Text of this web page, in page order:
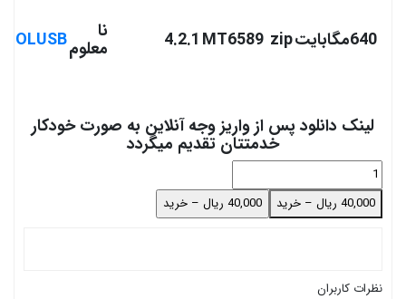
zip
MT6589
4.2.1 نا
معلوم
لینک دانلود پس از واریز وجه آنلاین به صورت خودکار
خدمتتان تقدیم میگردد
40,000 ریال – خرید
نظرات کاربران